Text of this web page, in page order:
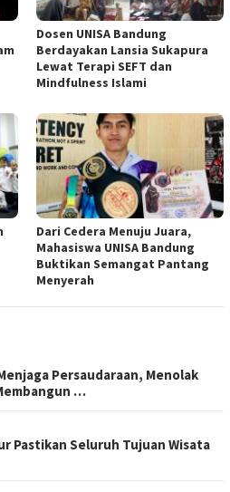
Dosen UNISA Bandung
Berdayakan Lansia Sukapura
Lewat Terapi SEFT dan
Mindfulness Islami
Dari Cedera Menuju Juara,
Mahasiswa UNISA Bandung
Buktikan Semangat Pantang
Menyerah
Persaudaraan, Menolak
…
Pastikan Seluruh Tujuan Wisata